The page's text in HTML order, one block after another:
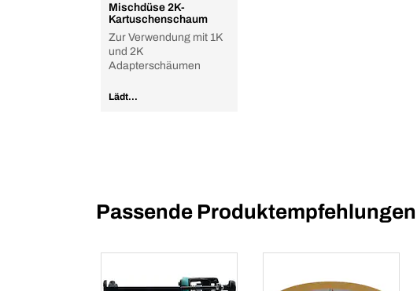
Mischdüse 2K-
Kartuschenschaum
Zur Verwendung mit 1K
und 2K
Adapterschäumen
Lädt...
Passende